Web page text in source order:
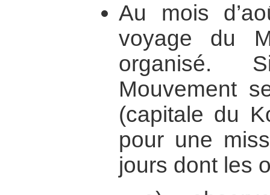
Au mois
voyage du
organisé.
Mouvement
(capitale du
pour une
jours dont les